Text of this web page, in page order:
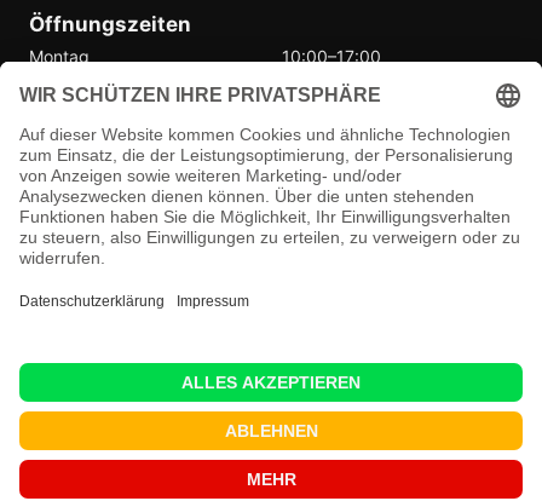
Öffnungszeiten
Montag
10:00–17:00
Dienstag
10:00–17:00
Donnerstag
10:00–17:00
Freitag
10:00–17:00
Samstag
Geschlossen
Sonntag
Geschlossen
© 2026 Vmax Performance
Datenschutzerklärung AGB Impressum